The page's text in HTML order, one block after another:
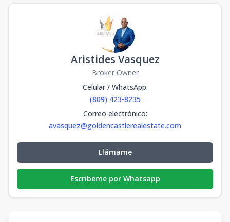
Aristides Vasquez
Broker Owner
Celular / WhatsApp:
(809) 423-8235
Correo electrónico:
avasquez@goldencastlerealestate.com
Llámame
Escribeme por Whatsapp